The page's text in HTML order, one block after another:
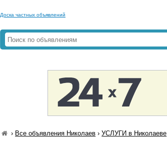
Доска частных объявлений
› Все объявления Николаев ›УСЛУГИ в Николаеве